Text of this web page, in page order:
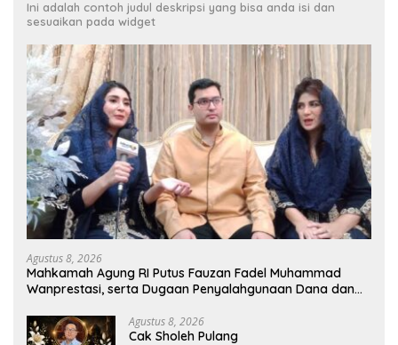
Ini adalah contoh judul deskripsi yang bisa anda isi dan
sesuaikan pada widget
Agustus 8, 2026
Mahkamah Agung RI Putus Fauzan Fadel Muhammad
Wanprestasi, serta Dugaan Penyalahgunaan Dana dan
Agustus 8, 2026
Cak Sholeh Pulang